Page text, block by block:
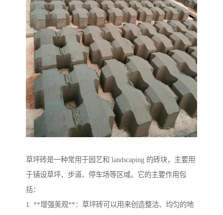
草坪砖是一种常用于园艺和 landscaping 的砖块，主要用
于铺设草坪、步道、停车场等区域。它的主要作用包
括：
1. **增强美观**：草坪砖可以用来创造整洁、均匀的地